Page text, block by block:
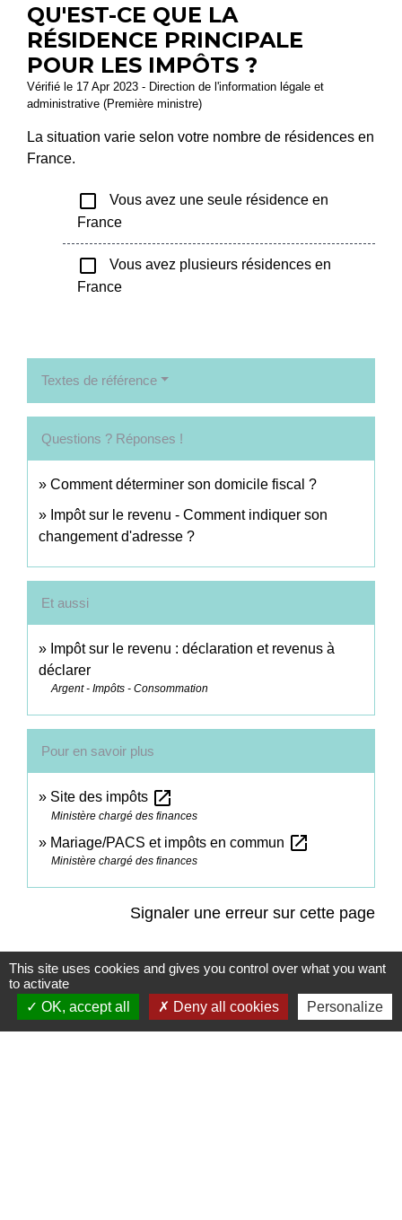
QU'EST-CE QUE LA
RÉSIDENCE PRINCIPALE
POUR LES IMPÔTS ?
Vérifié le 17 Apr 2023 - Direction de l'information légale et
administrative (Première ministre)
La situation varie selon votre nombre de résidences en
France.
check_box_outline_blank
Vous avez une seule résidence en
France
check_box_outline_blank
Vous avez plusieurs résidences en
France
Textes de référence
Questions ? Réponses !
Comment déterminer son domicile fiscal ?
Impôt sur le revenu - Comment indiquer son
changement d'adresse ?
Et aussi
Impôt sur le revenu : déclaration et revenus à
déclarer
Argent - Impôts - Consommation
Pour en savoir plus
Site des impôts open_in_new
Ministère chargé des finances
Mariage/PACS et impôts en commun open_in_new
Ministère chargé des finances
Signaler une erreur sur cette page
This site uses cookies and gives you control over what you want
to activate
OK, accept all
Deny all cookies Personalize